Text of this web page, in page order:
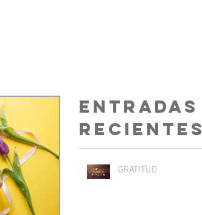
Entradas
recientes
GRATITUD